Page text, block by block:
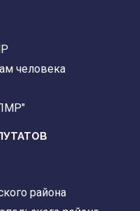
человека
района